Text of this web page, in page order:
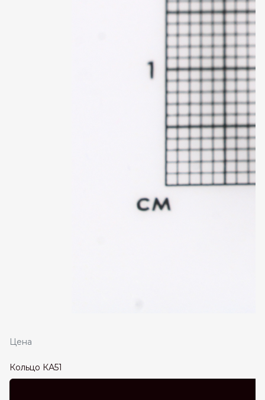
Цена
Кольцо КА51